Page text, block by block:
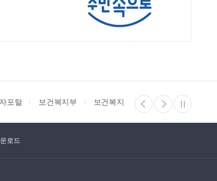
포털 보건복지부 보건복지상담센터 기부행위 상
로드